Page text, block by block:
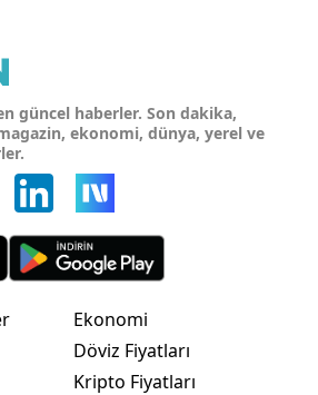
güncel haberler. Son dakika,
ekonomi, dünya, yerel ve
Ekonomi
Döviz Fiyatları
Kripto Fiyatları